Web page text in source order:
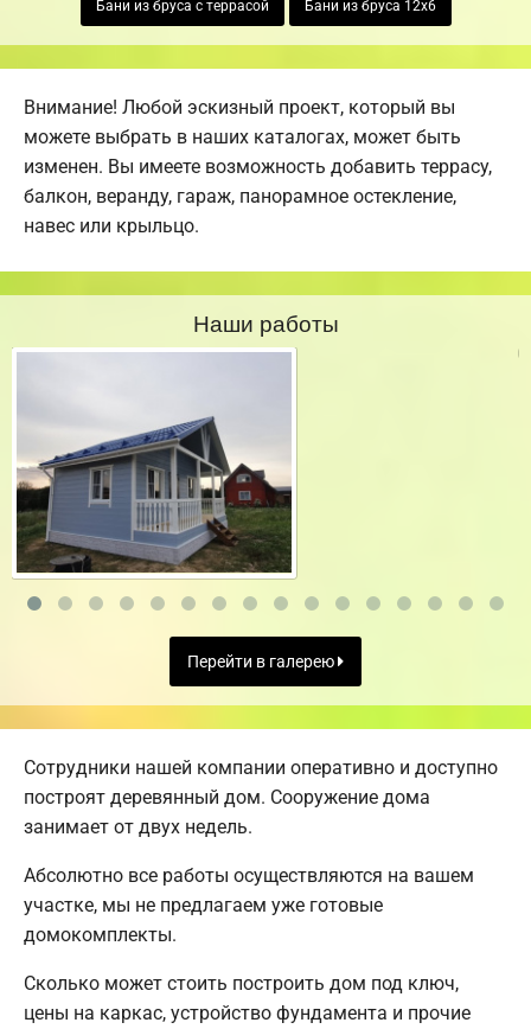
Бани из бруса с террасой Бани из бруса 12х6
Внимание! Любой эскизный проект, который вы
можете выбрать в наших каталогах, может быть
изменен. Вы имеете возможность добавить террасу,
балкон, веранду, гараж, панорамное остекление,
навес или крыльцо.
Наши работы
Перейти в галерею
Сотрудники нашей компании оперативно и доступно
построят деревянный дом. Сооружение дома
занимает от двух недель.
Абсолютно все работы осуществляются на вашем
участке, мы не предлагаем уже готовые
домокомплекты.
Сколько может стоить построить дом под ключ,
цены на каркас, устройство фундамента и прочие